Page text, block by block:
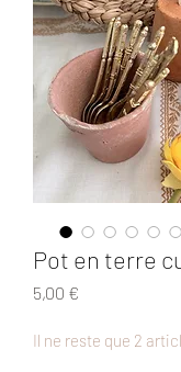
Pot en terre
5,00 €
Il ne reste que 2